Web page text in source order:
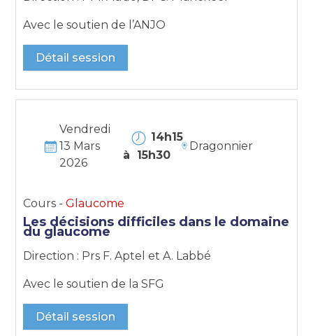
Avec le soutien de l’ANJO
Détail session
Vendredi
13 Mars
2026
14h15
à 15h30
Dragonnier
Cours -Glaucome
Les décisions difficiles dans le domaine
du glaucome
Direction : Prs F. Aptel et A. Labbé
Avec le soutien de la SFG
Détail session